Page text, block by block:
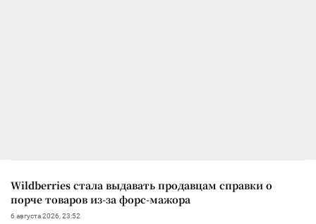
Wildberries стала выдавать продавцам справки о
порче товаров из-за форс-мажора
6 августа 2026, 23:52